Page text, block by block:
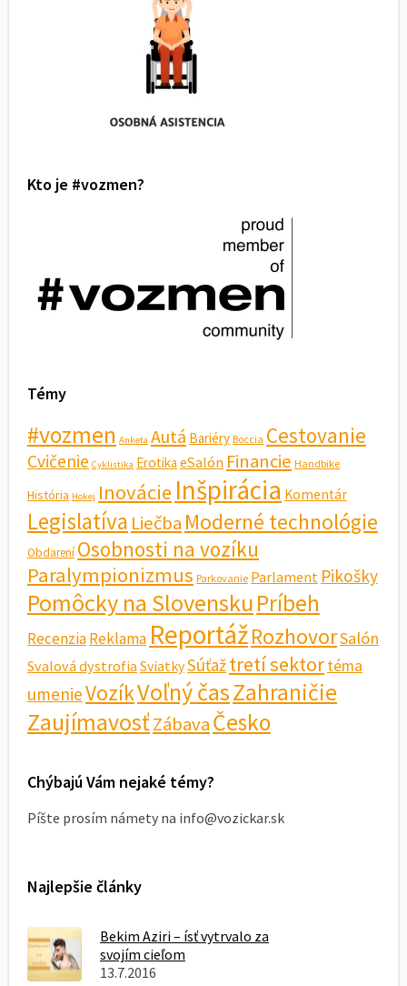
Kto je #vozmen?
Témy
#vozmen Anketa Autá Bariéry Boccia Cestovanie
Cvičenie Cyklistika Erotika eSalón Financie Handbike
História Hokej Inovácie Inšpirácia Komentár
Legislatíva Liečba Moderné technológie
Obdarení Osobnosti na vozíku
Paralympionizmus Parkovanie Parlament Pikošky
Pomôcky na SlovenskuPríbeh
RecenziaReklama ReportážRozhovorSalón
Svalová dystrofiaSviatkySúťažtretí sektortéma
umenieVozíkVoľný časZahraničie
ZaujímavosťZábavaČesko
Chýbajú Vám nejaké témy?
Píšte prosím námety na info@vozickar.sk
Najlepšie články
Bekim Aziri – ísť vytrvalo za
svojím cieľom
13.7.2016